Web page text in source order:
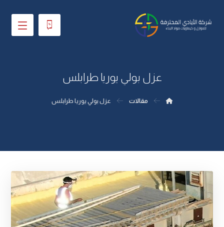
عزل بولي يوريا طرابلس
مقالات عزل بولي يوريا طرابلس